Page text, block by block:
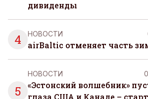
дивиденды
4 НОВОСТИ
airBaltic отменяет часть
5
НОВОСТИ
«Эстонский волшебник»
глаза США и Канаде –